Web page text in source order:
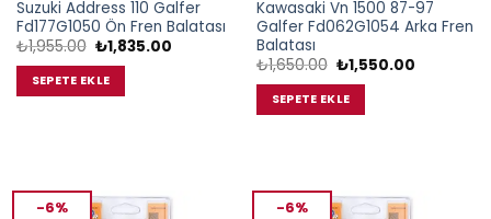
Suzuki Address 110 Galfer
Fd177G1050 Ön Fren Balatası
₺1,955.00 Orijinal
fiyat:
₺1,955.00.
₺1,835.00Şu
SEPETE EKLE
Kawasaki Vn 1500 87-97
Galfer Fd062G1054 Arka Fren
Balatası
₺1,650.00 Orijinal
fiyat:
₺1,650.00.
₺1,550.00Şu
SEPETE EKLE
-6% -6%